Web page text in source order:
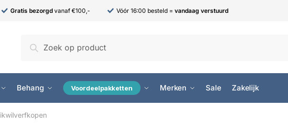
Gratis bezorgd vanaf €100,- Vóór 16:00 besteld =vandaag verstuurd
naar:
Zoeken
Behang Voordeelpakketten Merken Sale Zakelijk
ikwilverfkopen